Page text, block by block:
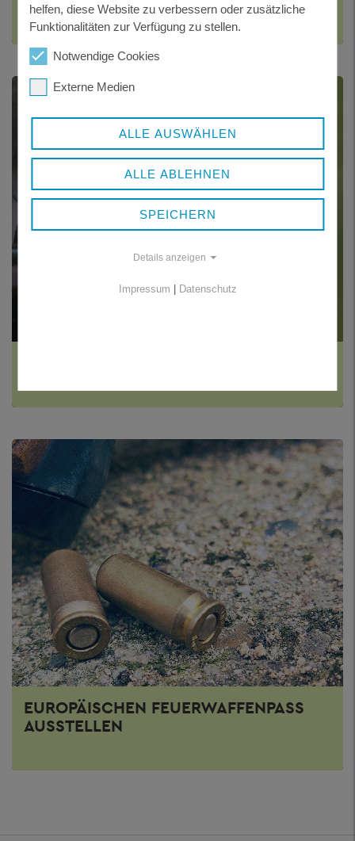
EUROPÄISCHEN FEUERWAFFENPASS
AUSSTELLEN
helfen, diese Website zu verbessern oder zusätzliche
Funktionalitäten zur Verfügung zu stellen.
Notwendige Cookies
Externe Medien
ALLE AUSWÄHLEN
ALLE ABLEHNEN
SPEICHERN
Details anzeigen
Impressum Datenschutz